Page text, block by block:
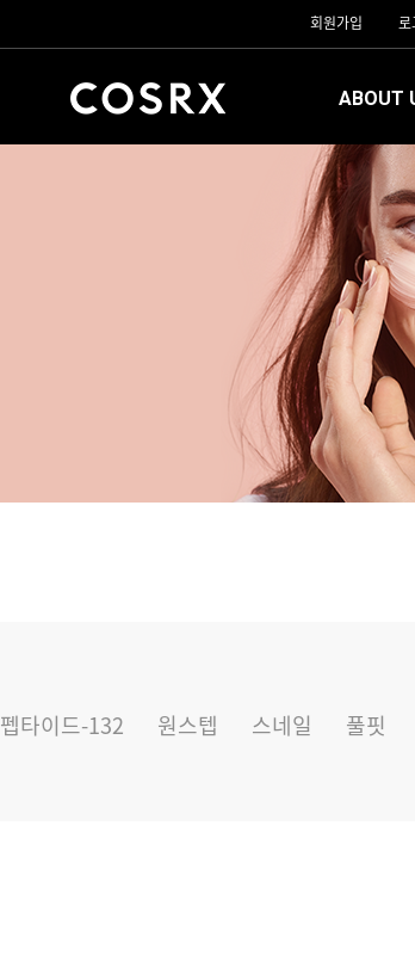
회원가입 로
ABOUT
펩타이드-132 원스텝 스네일 풀핏